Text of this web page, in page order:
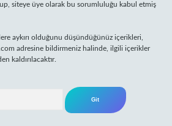
siteye üye olarak bu sorumluluğu kabul etmiş
aykırı olduğunu düşündüğünüz içerikleri,
adresine bildirmeniz halinde, ilgili içerikler
kaldırılacaktır.